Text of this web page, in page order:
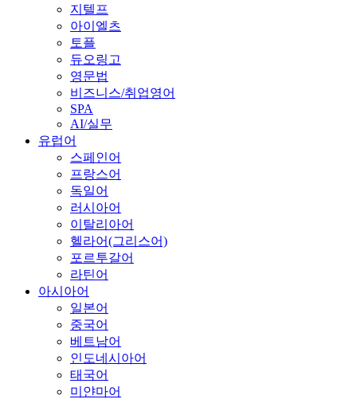
지텔프
아이엘츠
토플
듀오링고
영문법
비즈니스/취업영어
SPA
AI/실무
유럽어
스페인어
프랑스어
독일어
러시아어
이탈리아어
헬라어(그리스어)
포르투갈어
라틴어
아시아어
일본어
중국어
베트남어
인도네시아어
태국어
미얀마어